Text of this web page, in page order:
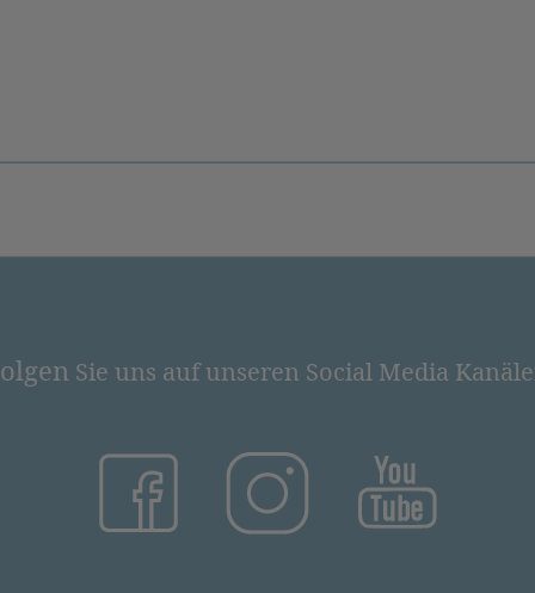
Sie uns auf unseren Social Media
(öffnet in neuem Tab)(öffnet in neuem Tab)